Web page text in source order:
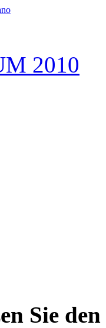
2010
Sie